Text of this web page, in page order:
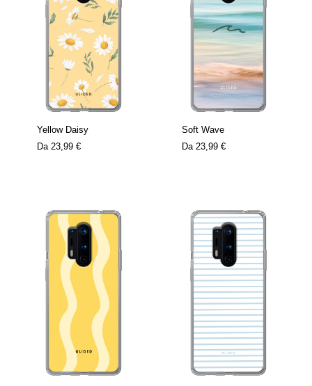
Yellow Daisy
Da 23,99 €
Soft Wave
Da 23,99 €